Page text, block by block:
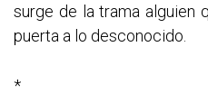
surge de la trama alguien
puerta a lo desconocido.
*